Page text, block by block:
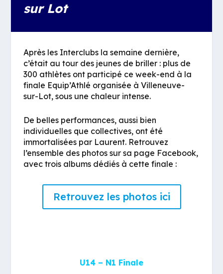
sur Lot
Après les Interclubs la semaine dernière,
c’était au tour des jeunes de briller : plus de
300 athlètes ont participé ce week-end à la
finale Equip’Athlé organisée àVilleneuve-
sur-Lot, sous une chaleur intense.
De belles performances, aussi bien
individuelles que collectives, ont été
immortalisées par Laurent. Retrouvez
l’ensemble des photos sur sa page Facebook,
avec trois albums dédiés à cette finale :
Retrouvez les photos ici
U14 – N1 Finale